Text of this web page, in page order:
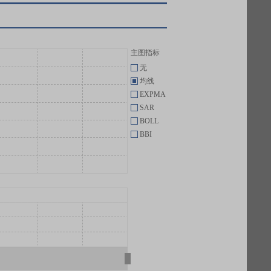
主图指标
无
均线
EXPMA
SAR
BOLL
BBI